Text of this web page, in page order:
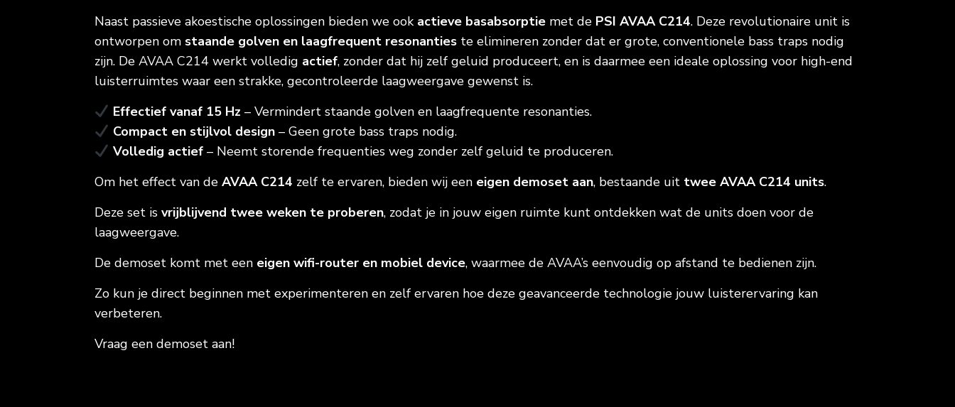
Naast passieve akoestische oplossingen bieden we ook actieve basabsorptie met de PSI AVAA C214. Deze revolutionaire unit is
ontworpen om staande golven en laagfrequent resonanties te elimineren zonder dat er grote, conventionele bass traps nodig
zijn. De AVAA C214 werkt volledig actief, zonder dat hij zelf geluid produceert, en is daarmee een ideale oplossing voor high-end
luisterruimtes waar een strakke, gecontroleerde laagweergave gewenst is.
Effectief vanaf 15 Hz – Vermindert staande golven en laagfrequente resonanties.
Compact en stijlvol design– Geen grote bass traps nodig.
Volledig actief– Neemt storende frequenties weg zonder zelf geluid te produceren.
Om het effect van de AVAA C214 zelf te ervaren, bieden wij een eigen demoset aan, bestaande uit twee AVAA C214 units.
Deze set is vrijblijvend twee weken te proberen, zodat je in jouw eigen ruimte kunt ontdekken wat de units doen voor de
laagweergave.
De demoset komt met een eigen wifi-router en mobiel device, waarmee de AVAA’s eenvoudig op afstand te bedienen zijn.
Zo kun je direct beginnen met experimenteren en zelf ervaren hoe deze geavanceerde technologie jouw luisterervaring kan
verbeteren.
Vraag een demoset aan!